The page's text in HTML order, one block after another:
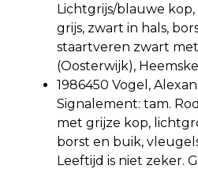
Lichtgrijs/blauwe
grijs, zwart in hals,
staartveren zwart
(Oosterwijk),
1986450 Vogel,
Signalement: tam.
met grijze kop,
borst en buik,
Leeftijd is niet zeker.